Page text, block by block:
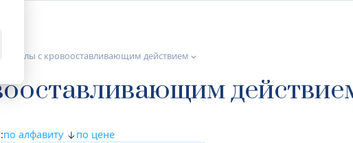
с кровооставливающим действием
по алфавиту
по цене